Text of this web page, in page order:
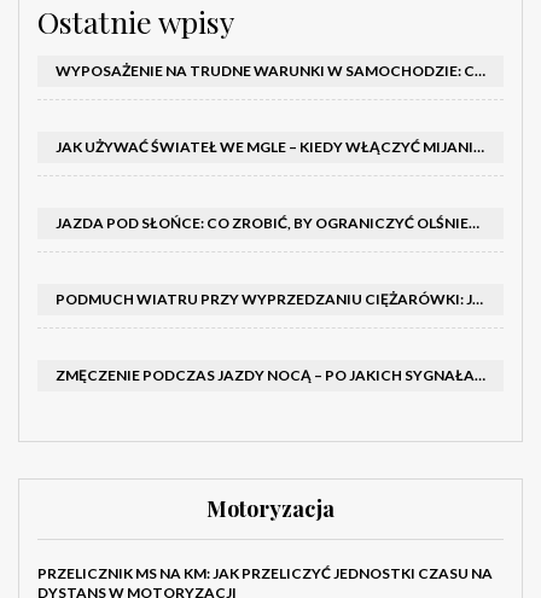
Ostatnie wpisy
WYPOSAŻENIE NA TRUDNE WARUNKI W SAMOCHODZIE: CO MIEĆ ZIMĄ, W TRASIE I NA WYPADEK AWARII
JAK UŻYWAĆ ŚWIATEŁ WE MGLE – KIEDY WŁĄCZYĆ MIJANIA I PRZECIWMGIELNE ORAZ CZEGO NIE ROBIĆ
JAZDA POD SŁOŃCE: CO ZROBIĆ, BY OGRANICZYĆ OLŚNIENIE I POPRAWIĆ WIDOCZNOŚĆ
PODMUCH WIATRU PRZY WYPRZEDZANIU CIĘŻARÓWKI: JAK UTRZYMAĆ TOR JAZDY I OPANOWAĆ AUTO
ZMĘCZENIE PODCZAS JAZDY NOCĄ – PO JAKICH SYGNAŁACH ROZPOZNAĆ SENNOŚĆ ZA KIEROWNICĄ I KIEDY ZROBIĆ PRZERWĘ
Motoryzacja
PRZELICZNIK MS NA KM: JAK PRZELICZYĆ JEDNOSTKI CZASU NA
DYSTANS W MOTORYZACJI